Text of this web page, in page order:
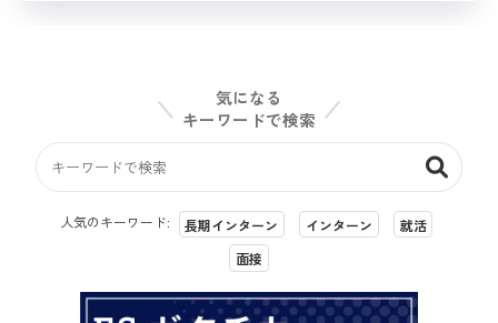
気になる
キーワードで検索
人気のキーワード: 長期インターン インターン
就活
面接